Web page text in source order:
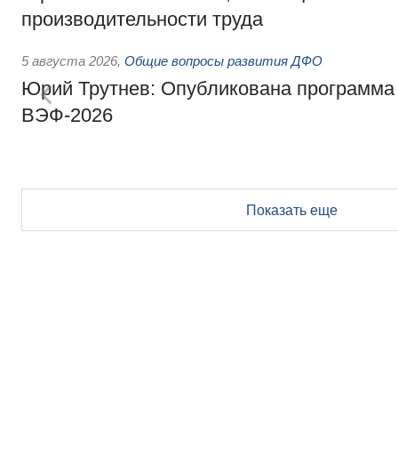
производительности труда
5 августа 2026, Общие вопросы развития ДФО
Юрий Трутнев: Опубликована
ВЭФ-2026
Показать еще